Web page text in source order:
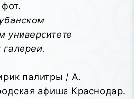
университете
палитры / А.
афиша Краснодар.